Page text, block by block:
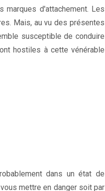
d'attachement. Les
Mais, au vu des présentes
susceptible de conduire
hostiles à cette vénérable
dans un état de
mettre en danger soit par